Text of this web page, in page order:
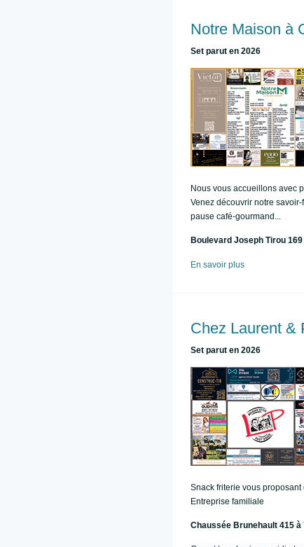
Notre Maison à
Set parut en 2026
Nous vous accueillons avec
Venez découvrir notre
pause café-gourmand...
Boulevard Joseph Tirou
En savoir plus
Chez Laurent &
Set parut en 2026
Snack friterie vous
Entreprise familiale
Chaussée Brunehault 415